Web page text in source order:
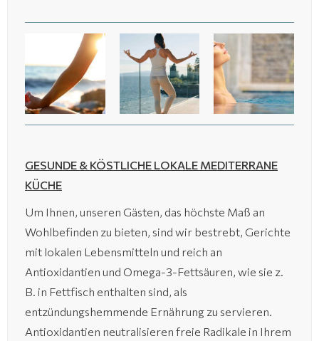
(14 Fotos) (14 Fotos) (14 Fotos)
GESUNDE & KÖSTLICHE LOKALE MEDITERRANE
KÜCHE
Um Ihnen, unseren Gästen, das höchste Maß an
Wohlbefinden zu bieten, sind wir bestrebt, Gerichte
mit lokalen Lebensmitteln und reich an
Antioxidantien und Omega-3-Fettsäuren, wie sie z.
B. in Fettfisch enthalten sind, als
entzündungshemmende Ernährung zu servieren.
Antioxidantien neutralisieren freie Radikale in Ihrem